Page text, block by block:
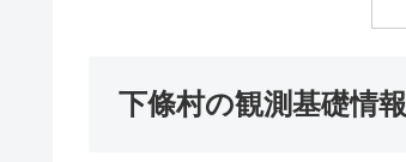
下條村の観測基礎情報